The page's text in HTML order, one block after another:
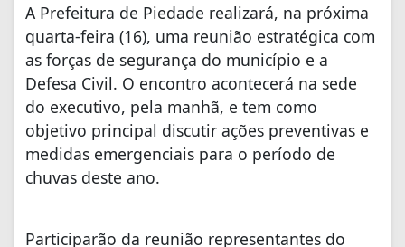
A Prefeitura de Piedade realizará, na próxima
quarta-feira (16), uma reunião estratégica com
as forças de segurança do município e a
Defesa Civil. O encontro acontecerá na sede
do executivo, pela manhã, e tem como
objetivo principal discutir ações preventivas e
medidas emergenciais para o período de
chuvas deste ano.
Participarão da reunião representantes do